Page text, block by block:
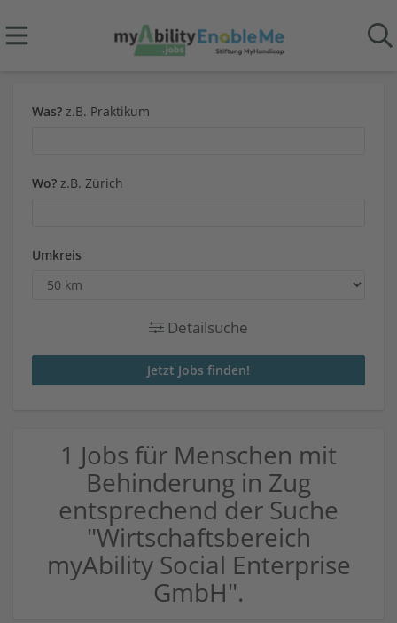
Was? z.B. Praktikum
Wo? z.B. Zürich
Umkreis
Detailsuche
1 Jobs für Menschen mit
Behinderung in Zug
entsprechend der Suche
"Wirtschaftsbereich
myAbility Social Enterprise
GmbH".